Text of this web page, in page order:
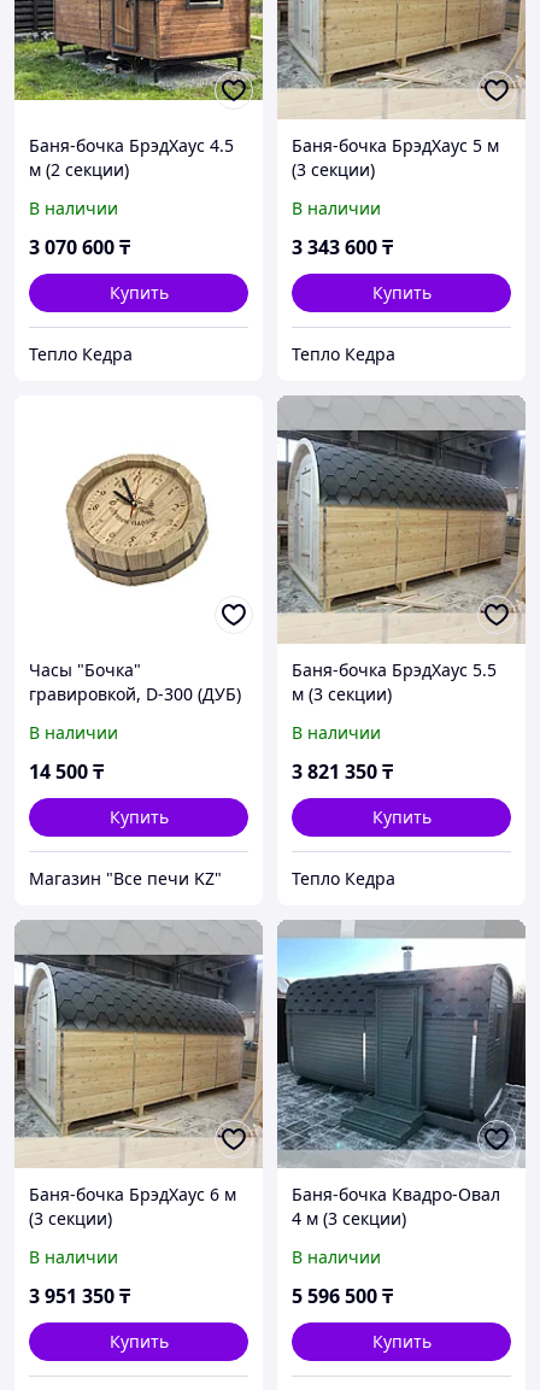
Баня-бочка БрэдХаус 4.5
м (2 секции)
В наличии
3 070 600₸
Купить
Тепло Кедра
Баня-бочка БрэдХаус 5 м
(3 секции)
В наличии
3 343 600₸
Купить
Тепло Кедра
Часы "Бочка"
гравировкой, D-300 (ДУБ)
В наличии
14 500₸
Купить
Магазин "Все печи KZ"
Баня-бочка БрэдХаус 5.5
м (3 секции)
В наличии
3 821 350₸
Купить
Тепло Кедра
Баня-бочка БрэдХаус 6 м
(3 секции)
В наличии
3 951 350₸
Купить
Баня-бочка Квадро-Овал
4 м (3 секции)
В наличии
5 596 500₸
Купить